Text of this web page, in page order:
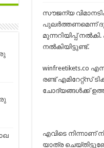
സൗജന്യ
പുലര്‍ത്തണമെന്ന്
മുന്നറിയിപ്പ്
നല്‍കിയിട്ടുണ്ട്.
രണ്ട് എമിറേറ്റ്സ്
ചോദ്യങ്ങള്‍ക്ക്
എവിടെ നിന്നാണ്
യാത്ര